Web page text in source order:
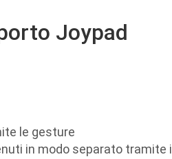
Joypad
le gesture
in modo separato tramite il